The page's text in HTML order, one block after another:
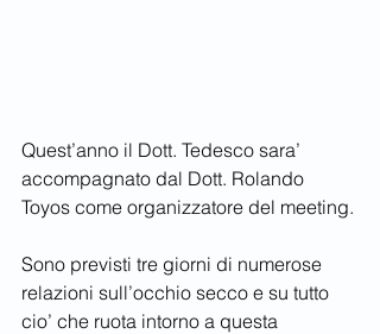
Quest’anno il Dott. Tedesco sara’
accompagnato dal Dott. Rolando
Toyos come organizzatore del meeting.
Sono previsti tre giorni di numerose
relazioni sull’occhio secco e su tutto
cio’ che ruota intorno a questa